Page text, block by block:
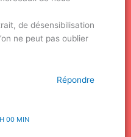
de désensibilisation
ne peut pas oublier
Répondre
00 MIN